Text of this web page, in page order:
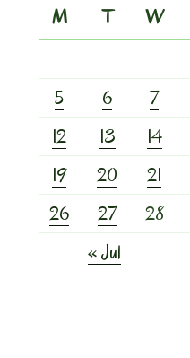
M
T W
5
6 7
12
13 14
19
20 21
26
27 28
« Jul